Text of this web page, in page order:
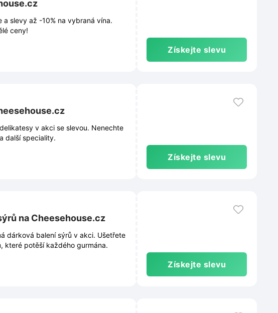
a slevy až -10% na vybraná vína.
ceny!
Získejte slevu
v akci se slevou. Nenechte
další speciality.
Získejte slevu
na Cheesehouse.cz
dárková balení sýrů v akci. Ušetřete
které potěší každého gurmána.
Získejte slevu